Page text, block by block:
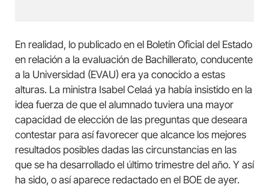
En realidad, lo publicado en el Boletín Oficial del Estado
en relación a la evaluación de Bachillerato, conducente
a la Universidad (EVAU) era ya conocido a estas
alturas. La ministra Isabel Celaá ya había insistido en la
idea fuerza de que el alumnado tuviera una mayor
capacidad de elección de las preguntas que deseara
contestar para así favorecer que alcance los mejores
resultados posibles dadas las circunstancias en las
que se ha desarrollado el último trimestre del año. Y así
ha sido, o así aparece redactado en el BOE de ayer.